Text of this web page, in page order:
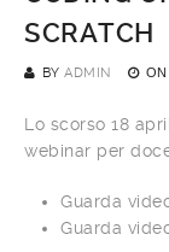
SCRATCH
BY ADMIN ON
Lo scorso 18
webinar per
Guarda
Guarda